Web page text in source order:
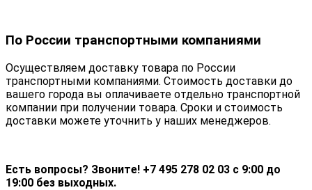
По России транспортными компаниями
Осуществляем доставку товара по России
транспортными компаниями. Стоимость доставки до
вашего города вы оплачиваете отдельно транспортной
компании при получении товара. Сроки и стоимость
доставки можете уточнить у наших менеджеров.
Есть вопросы? Звоните! +7 495 278 02 03 с 9:00 до
19:00 без выходных.